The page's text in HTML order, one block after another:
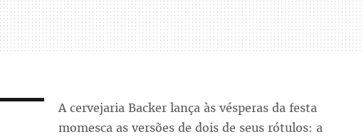
A cervejaria Backer lança às vésperas da festa
momesca as versões de dois de seus rótulos: a